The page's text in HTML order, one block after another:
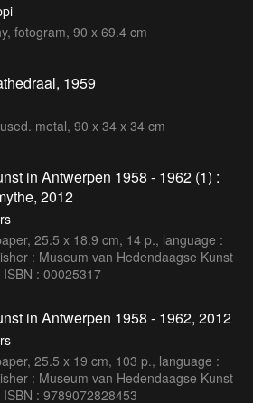
fotogram, 90 x 69.4 cm
1959
metal, 90 x 34 x 34 cm
in Antwerpen 1958 - 1962 (1) :
2012
25.5 x 18.9 cm, 14 p., language :
: Museum van Hedendaagse Kunst
: 00025317
in Antwerpen 1958 - 1962, 2012
25.5 x 19 cm, 103 p., language :
: Museum van Hedendaagse Kunst
: 9789072828453